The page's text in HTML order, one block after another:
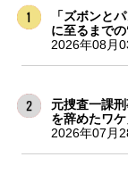
「ズボンと
に至るまで
2026年08月
元捜査一課
を辞めたワ
2026年07月